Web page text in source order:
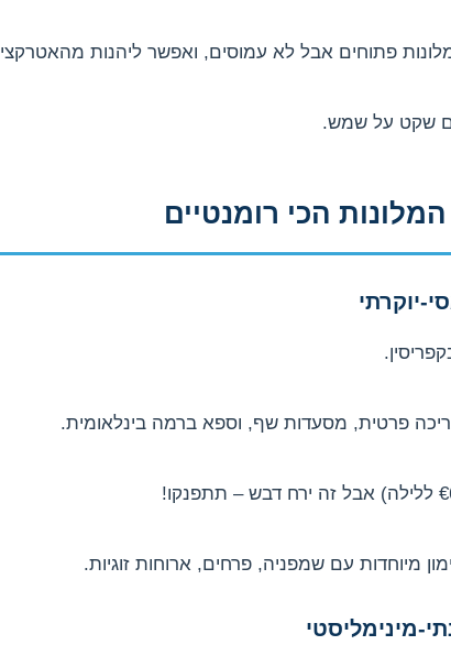
שקט על שמש.
פרטית, מסעדות שף, וספא ברמה בינלאומית.
מיוחדות עם שמפניה, פרחים, ארוחות זוגיות.